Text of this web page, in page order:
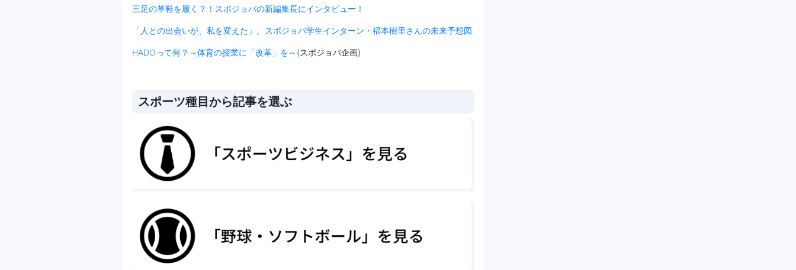
三足の草鞋を履く？！スポジョバの新編集長にインタビュー！
「人との出会いが、私を変えた」。スポジョバ学生インターン・福本樹里さんの未来予想図
HADOって何？～体育の授業に「改革」を～ (スポジョバ企画)
スポーツ種目から記事を選ぶ